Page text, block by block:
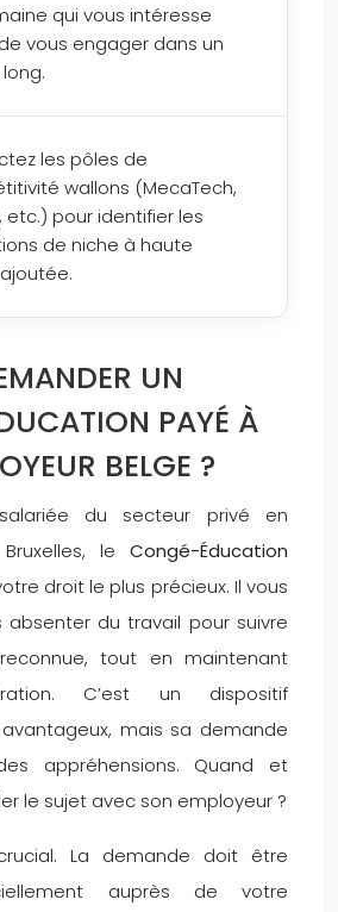
qui vous intéresse
vous engager dans un
les pôles de
wallons (MecaTech,
etc.) pour identifier les
de niche à haute
UN
PAYÉ À
BELGE ?
du secteur privé en
le Congé-Éducation
droit le plus précieux. Il vous
du travail pour suivre
tout en maintenant
C’est un dispositif
mais sa demande
appréhensions. Quand et
le sujet avec son employeur ?
La demande doit être
auprès de votre